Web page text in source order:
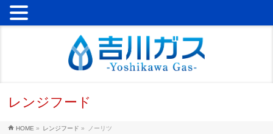
レンジフード
HOME » レンジフード » ノーリツ